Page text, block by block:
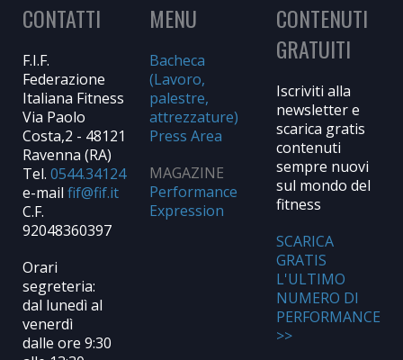
CONTATTI
F.I.F.
Federazione
Italiana Fitness
Via Paolo
Costa,2 - 48121
Ravenna (RA)
Tel. 0544.34124
e-mail
C.F.
92048360397
Orari
segreteria:
dal lunedì al
venerdì
dalle ore 9:30
MENU
Bacheca
(Lavoro,
palestre,
attrezzature)
Press Area
MAGAZINE
Performance
Expression
CONTENUTI
GRATUITI
Iscriviti alla
newsletter e
scarica gratis
contenuti
sempre nuovi
sul mondo del
fitness
SCARICA
GRATIS
L'ULTIMO
NUMERO DI
PERFORMANCE
>>